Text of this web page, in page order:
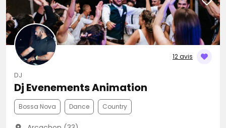
12 avis
DJ
Dj Evenements Animation
Bossa Nova Dance Country